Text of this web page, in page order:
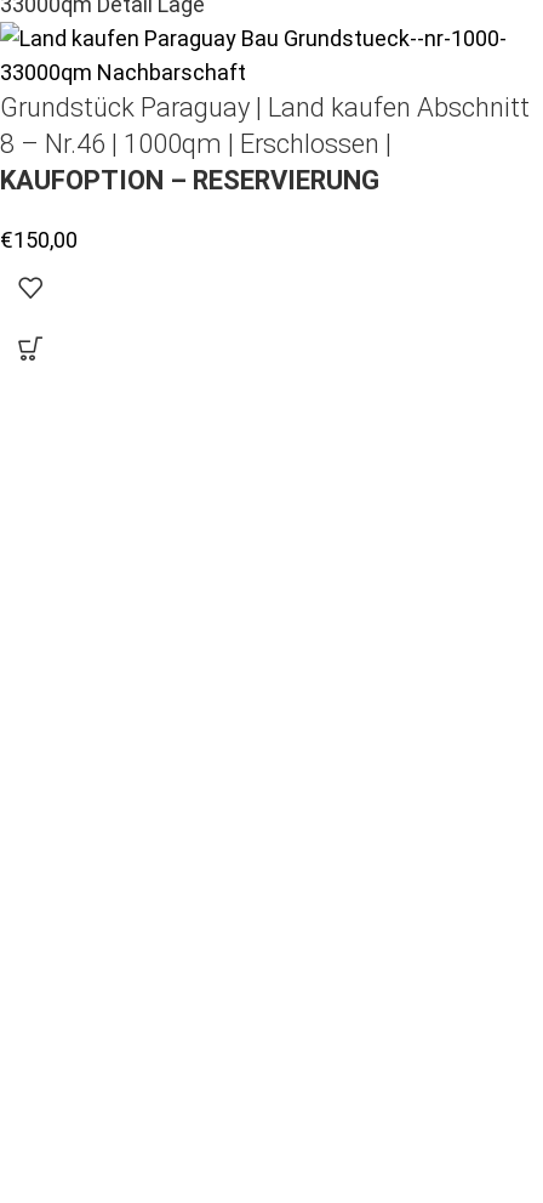
Grundstück Paraguay | Land kaufen Abschnitt
8 – Nr.46 | 1000qm | Erschlossen |
KAUFOPTION – RESERVIERUNG
€150,00